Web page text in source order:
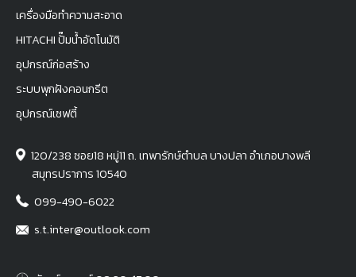
เครื่องมือทำความสะอาด
HITACHI ปั๊มน้ำอัตโนมัติ
อุปกรณ์ก่อสร้าง
ระบบพุกฝังคอนกรีต
อุปกรณ์เซฟตี้
120/238 ซอย18 หมู่11 ถ. เทพารักษ์ตำบล บางปลา อำเภอบางพลี
สมุทรปราการ 10540
099-490-6022
s.t.inter@outlook.com